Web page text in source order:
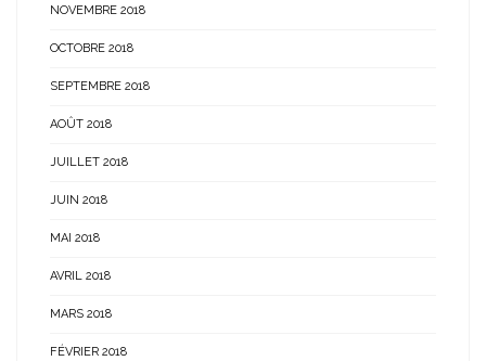
NOVEMBRE 2018
OCTOBRE 2018
SEPTEMBRE 2018
AOÛT 2018
JUILLET 2018
JUIN 2018
MAI 2018
AVRIL 2018
MARS 2018
FÉVRIER 2018